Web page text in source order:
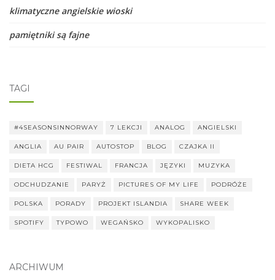
klimatyczne angielskie wioski
pamiętniki są fajne
TAGI
#4SEASONSINNORWAY 7 LEKCJI ANALOG ANGIELSKI
ANGLIA AU PAIR AUTOSTOP BLOG CZAJKA II
DIETA HCG FESTIWAL FRANCJA JĘZYKI MUZYKA
ODCHUDZANIE PARYŻ PICTURES OF MY LIFE PODRÓŻE
POLSKA PORADY PROJEKT ISLANDIA SHARE WEEK
SPOTIFY TYPOWO WEGAŃSKO WYKOPALISKO
ARCHIWUM